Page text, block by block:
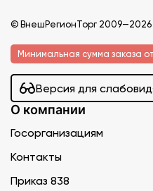
© ВнешРегионТорг 2009—2026
Минимальная сумма заказа
Версия для
О компании
Госорганизациям
Контакты
Приказ 838